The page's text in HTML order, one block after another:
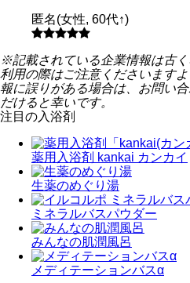
匿名(女性, 60代↑)
※記載されている企業情報は古く
利用の際はご注意くださいます
報に誤りがある場合は、お問い
だけると幸いです。
注目の入浴剤
薬用入浴剤 kankai カンカイ
生薬のめぐり湯
ミネラルバスパウダー
みんなの肌潤風呂
メディテーションバスα